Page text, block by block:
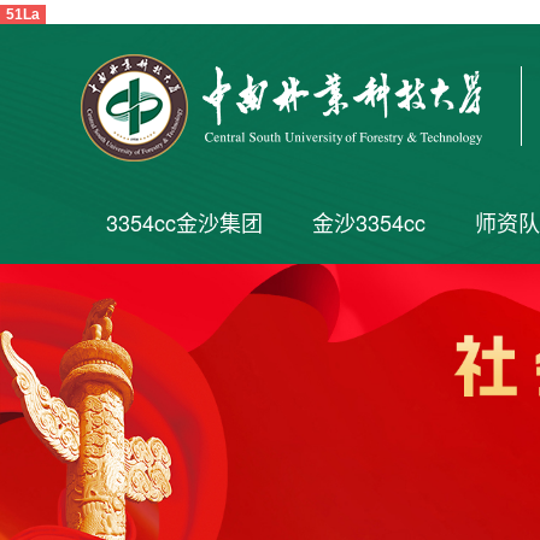
51La
3354cc金沙集团 金沙3354cc 师资